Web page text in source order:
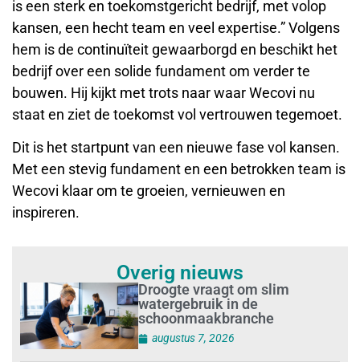
is een sterk en toekomstgericht bedrijf, met volop
kansen, een hecht team en veel expertise.” Volgens
hem is de continuïteit gewaarborgd en beschikt het
bedrijf over een solide fundament om verder te
bouwen. Hij kijkt met trots naar waar Wecovi nu
staat en ziet de toekomst vol vertrouwen tegemoet.
Dit is het startpunt van een nieuwe fase vol kansen.
Met een stevig fundament en een betrokken team is
Wecovi klaar om te groeien, vernieuwen en
inspireren.
Overig nieuws
Droogte vraagt om slim
watergebruik in de
schoonmaakbranche
augustus 7, 2026